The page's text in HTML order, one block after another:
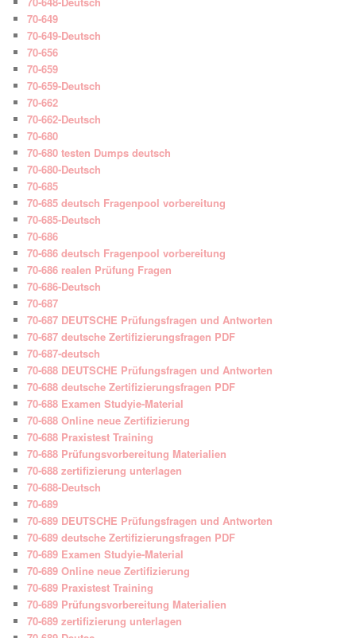
70-649
70-649-Deutsch
70-656
70-659
70-659-Deutsch
70-662
70-662-Deutsch
70-680
70-680 testen Dumps deutsch
70-680-Deutsch
70-685
70-685 deutsch Fragenpool vorbereitung
70-685-Deutsch
70-686
70-686 deutsch Fragenpool vorbereitung
70-686 realen Prüfung Fragen
70-686-Deutsch
70-687
70-687 DEUTSCHE Prüfungsfragen und Antworten
70-687 deutsche Zertifizierungsfragen PDF
70-687-deutsch
70-688 DEUTSCHE Prüfungsfragen und Antworten
70-688 deutsche Zertifizierungsfragen PDF
70-688 Examen Studyie-Material
70-688 Online neue Zertifizierung
70-688 Praxistest Training
70-688 Prüfungsvorbereitung Materialien
70-688 zertifizierung unterlagen
70-688-Deutsch
70-689
70-689 DEUTSCHE Prüfungsfragen und Antworten
70-689 deutsche Zertifizierungsfragen PDF
70-689 Examen Studyie-Material
70-689 Online neue Zertifizierung
70-689 Praxistest Training
70-689 Prüfungsvorbereitung Materialien
70-689 zertifizierung unterlagen